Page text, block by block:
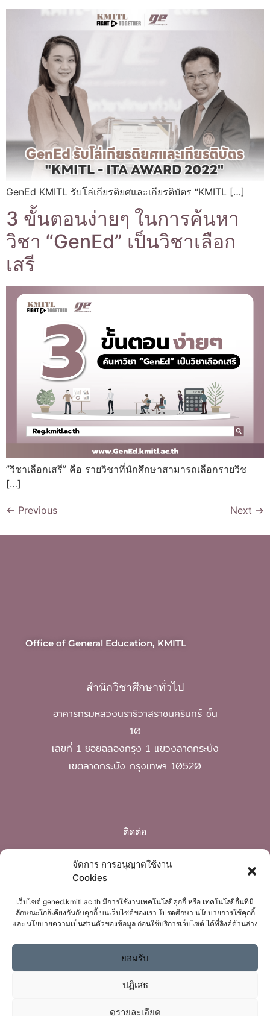
จัดการ การอนุญาตใช้งาน
Cookies
เว็บไซต์ gened.kmitl.ac.th มีการใช้งานเทคโนโลยีคุกกี้ หรือ เทคโนโลยีอื่นที่มี
ลักษณะใกล้เคียงกันกับคุกกี้ บนเว็บไซต์ของเรา โปรดศึกษา นโยบายการใช้คุกกี้
และ นโยบายความเป็นส่วนตัวของข้อมูล ก่อนใช้บริการเว็บไซต์ ได้ที่ลิงค์ด้านล่าง
ยอมรับ
ปฏิเสธ
ดูรายละเอียด
GenEd KMITL รับโล่เกียรติยศและเกียรติบัตร “KMITL […]
3 ขั้นตอนง่ายๆ ในการค้นหา
วิชา “GenEd” เป็นวิชาเลือก
เสรี
”วิชาเลือกเสรี” คือ รายวิชาที่นักศึกษาสามารถเลือกรายวิช
[…]
← Previous Next →
Office of General Education, KMITL
สำนักวิชาศึกษาทั่วไป
อาคารกรมหลวงนราธิวาสราชนครินทร์ ชั้น
10
เลขที่ 1 ซอยฉลองกรุง 1 แขวงลาดกระบัง
เขตลาดกระบัง กรุงเทพฯ 10520
ติดต่อ
mail: gened@kmitl.ac.th